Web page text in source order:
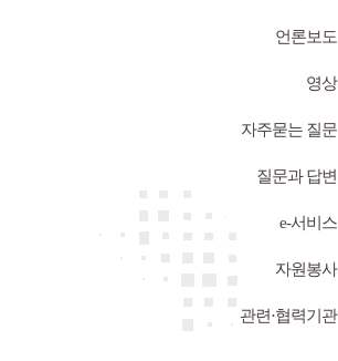
언론보도
영상
자주묻는 질문
질문과 답변
e-서비스
자원봉사
관련·협력기관